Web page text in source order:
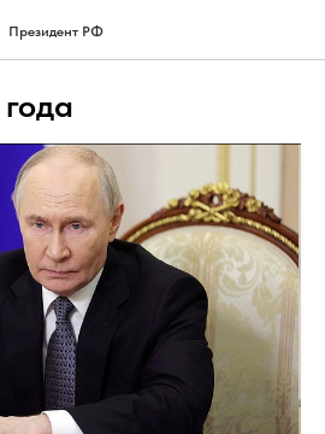
Президент РФ